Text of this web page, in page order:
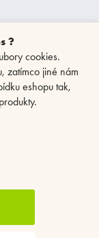
?
cookies.
zatímco jiné nám
eshopu tak,